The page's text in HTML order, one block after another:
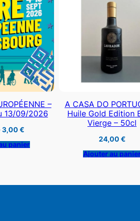
–
13/09/2026
Le
prix
initial
était :
3,00 €Le
actuel
est :
panier
A CASA DO
Huile Gold Edition
Vierge – 50cl
24,00 €
Ajouter au